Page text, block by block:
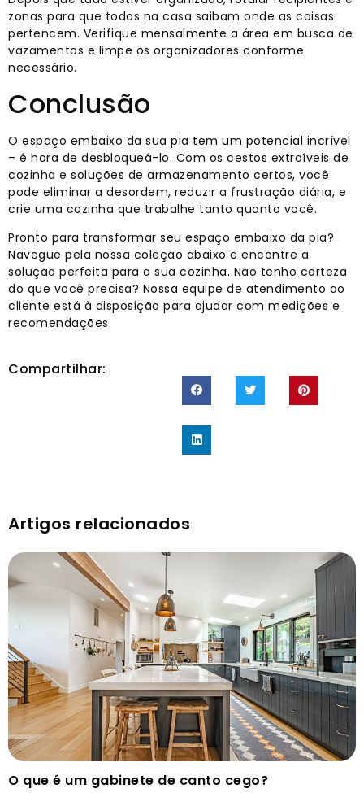
zonas para que todos na casa saibam onde as coisas
pertencem. Verifique mensalmente a área em busca de
vazamentos e limpe os organizadores conforme
necessário.
Conclusão
O espaço embaixo da sua pia tem um potencial incrível
– é hora de desbloqueá-lo. Com os cestos extraíveis de
cozinha e soluções de armazenamento certos, você
pode eliminar a desordem, reduzir a frustração diária, e
crie uma cozinha que trabalhe tanto quanto você.
Pronto para transformar seu espaço embaixo da pia?
Navegue pela nossa coleção abaixo e encontre a
solução perfeita para a sua cozinha. Não tenho certeza
do que você precisa? Nossa equipe de atendimento ao
cliente está à disposição para ajudar com medições e
recomendações.
Compartilhar:
Artigos relacionados
O que é um gabinete de canto cego?